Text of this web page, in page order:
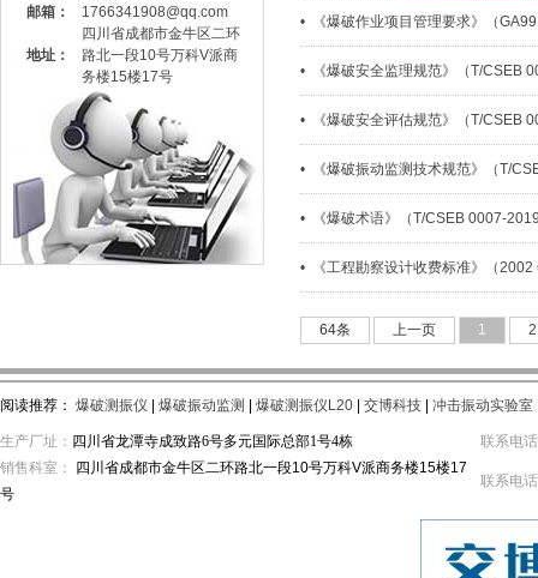
邮箱：
1766341908@qq.com
地址：
四川省成都市金牛区二环
路北一段10号万科V派商
务楼15楼17号
• 《爆破作业项目管理要求》（
• 《爆破安全监理规范》（T/CSEB
• 《爆破安全评估规范》（T/CSEB
• 《爆破振动监测技术规范》（T/
• 《爆破术语》（T/CSEB 0007-
• 《工程勘察设计收费标准》（2002
64条 上一页 1 2
阅读推荐： 爆破测振仪 爆破振动监测 爆破测振仪L20 交博科技 冲击振动实验室
生产厂址： 四川省龙潭寺成致路6号多元国际总部1号4栋
联系电
销售科室：
四川省成都市金牛区二环路北一段10号万科V派商务楼15楼17
号
联系电